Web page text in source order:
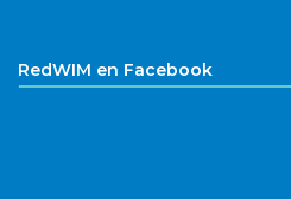
RedWIM en Facebook